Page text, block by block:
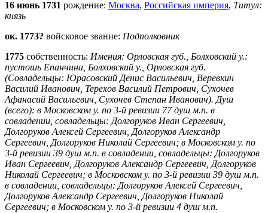
16 июнь 1731 рождение: Москва, Российская империя, Титул:
князь
ок. 1773? войсковое звание: Подполковник
1775 собственность: Имения: Орловская губ., Болховский у.:
пустошь Епанчина, Болховский у., Орловская губ.
(Совладельцы: Юрасовский Денис Васильевич, Веревкин
Василий Иванович, Терехов Василий Петрович, Сухочев
Афанасий Васильевич, Сухочев Степан Иванович). Душ
(всего): в Московском у. по 3-й ревизии 77 душ м.п. в
совладении, совладельцы: Долгоруков Иван Сергеевич,
Долгоруков Алексей Сергеевич, Долгоруков Александр
Сергеевич, Долгоруков Николай Сергеевич; в Московском у. по
3-й ревизии 39 душ м.п. в совладении, совладельцы: Долгоруков
Иван Сергеевич, Долгоруков Александр Сергеевич, Долгоруков
Николай Сергеевич; в Московском у. по 3-й ревизии 39 душ м.п.
в совладении, совладельцы: Долгоруков Алексей Сергеевич,
Долгоруков Александр Сергеевич, Долгоруков Николай
Сергеевич; в Московском у. по 3-й ревизии 4 душ м.п.